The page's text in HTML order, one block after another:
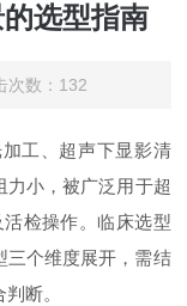
选型指南
数：132
工、超声下显影清
力小，被广泛用于超
检操作。临床选型
三个维度展开，需结
断。